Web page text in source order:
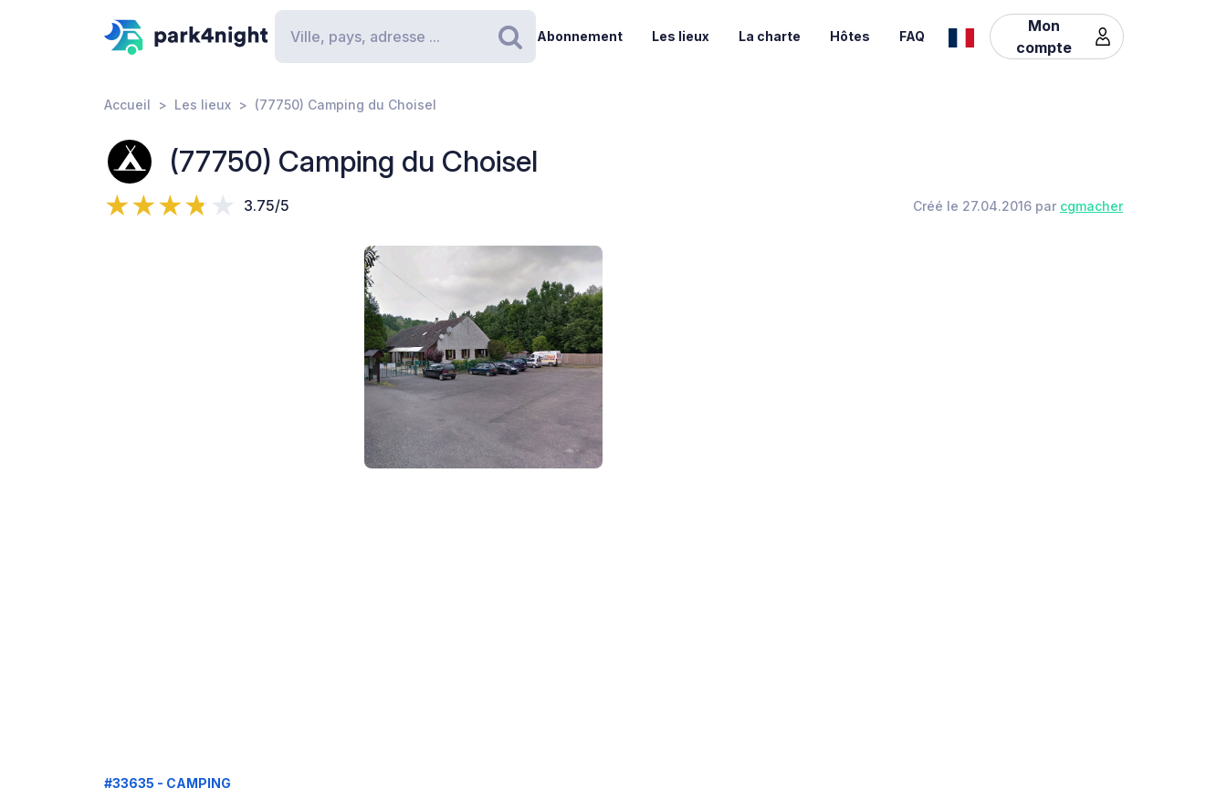
Rechercher
Abonnement Les lieux La charte Hôtes FAQ
Mon
compte
Accueil Les lieux (77750) Camping du Choisel
(77750) Camping du Choisel
3.75/5 Créé le 27.04.2016 par cgmacher
#33635 - CAMPING